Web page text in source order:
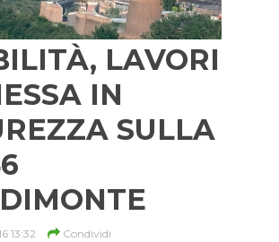
LAVORI
IN
SULLA
13:32 Condividi